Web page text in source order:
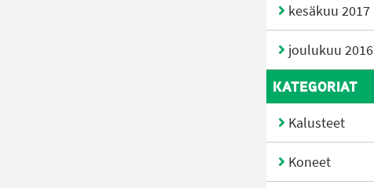
kesäkuu 2017
joulukuu 2016
KATEGORIAT
Kalusteet
Koneet